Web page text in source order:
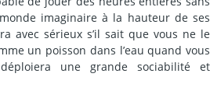
imaginaire à la hauteur de ses
avec sérieux s’il sait que vous ne le
un poisson dans l’eau quand vous
une grande sociabilité et